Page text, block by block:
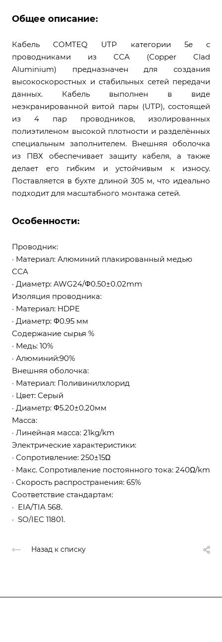
Общее описание:
Кабель COMTEQ UTP категории 5е с
проводниками из CCA (Copper Clad
Aluminium) предназначен для создания
высокоскоростных и стабильных сетей передачи
данных. Кабель выполнен в виде
неэкранированной витой пары (UTP), состоящей
из 4 пар проводников, изолированных
полиэтиленом высокой плотности и разделённых
специальным заполнителем. Внешняя оболочка
из ПВХ обеспечивает защиту кабеля, а также
делает его гибким и устойчивым к износу.
Поставляется в бухте длиной 305 м, что идеально
подходит для масштабного монтажа сетей.
Особенности:
Проводник:
· Материал: Алюминий плакированный медью
CCA
· Диаметр: AWG24/Φ0.50±0.02mm
Изоляция проводника:
· Материал: HDPE
· Диаметр: Φ0.95 мм
Содержание сырья %
· Медь: 10%
· Алюминий:90%
Внешняя оболочка:
· Материал: Поливинилхлорид
· Цвет: Серый
· Диаметр: Φ5.20±0.20мм
Масса:
· Линейная масса: 21kg/km
Электрические характеристики:
· Сопротивление: 250±15Ω
· Макс. Сопротивление постоянного тока: 240Ω/km
· Скорость распространения: 65%
Соответствие стандартам:
· EIA/TIA 568.
· SO/IEC 11801.
Назад к списку